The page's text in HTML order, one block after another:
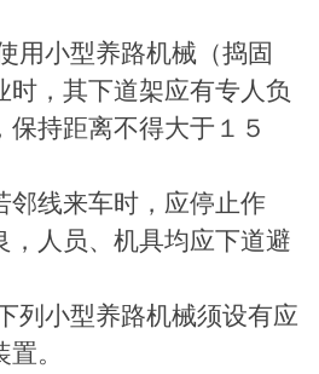
用小型养路机械（捣固
时，其下道架应有专人负
持距离不得大于１５
邻线来车时，应停止作
，人员、机具均应下道避
列小型养路机械须设有应
。